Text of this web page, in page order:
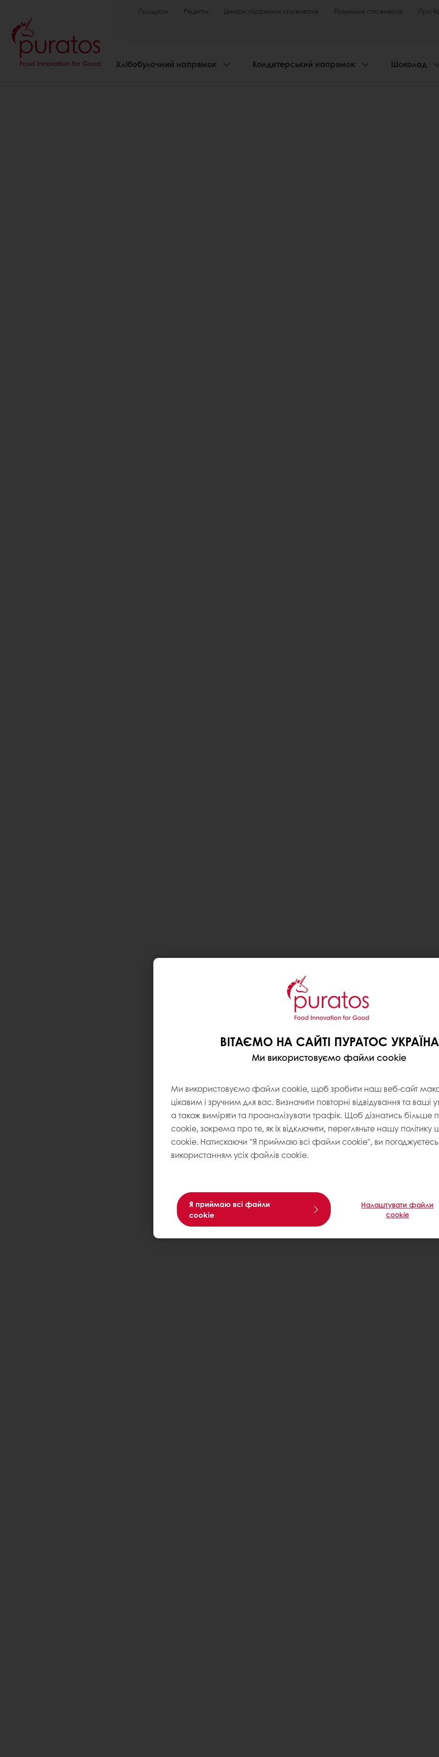
Продукти Рецепти Центри підтримки споживачів Розуміння споживачів Про
Хлібобулочний напрямок Кондитерський напрямок Шоколад
ВІТАЄМО НА САЙТІ ПУРАТОС УКРАЇНА
Ми використовуємо файли cookie
Ми використовуємо файли cookie, щоб зробити наш веб-сайт
цікавим і зручним для вас. Визначити повторні відвідування та ваші
а також виміряти та проаналізувати трафік. Щоб дізнатись
cookie, зокрема про те, як їх відключити, перегляньте нашу
cookie. Натискаючи "Я приймаю всі файли cookie", ви погоджуєтесь
використанням усіх файлів cookie.
Я приймаю всі файли
cookie
Налаштувати файли
cookie